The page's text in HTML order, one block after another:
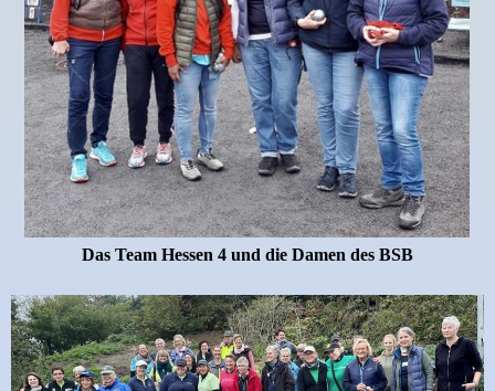
Das Team Hessen 4 und die Damen des BSB